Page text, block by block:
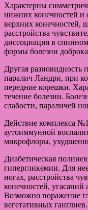
Характерны
нижних конечностей
верхних конечностей,
расстройства
диссоциация в
формы болезни
Другая разновидность
паралич Ландри, при
передние корешки.
течение болезни.
слабости, параличей
Действие комплекса
аутоиммунной
микрофлоры,
Диабетическая
гипергликемии. Для
ногах, расстройства
конечностей,
Возможно поражение
вегетативных ганглиев.